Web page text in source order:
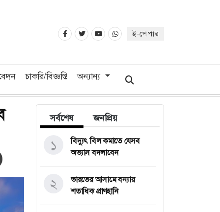
ই-পেপার
চাকরি/বিজ্ঞপ্তি অন্যান্য
সর্বশেষ জনপ্রিয়
বিদ্যুৎ বিল কমাতে যেসব
অভ্যাস বদলাবেন
১
ভারতের আসামে বন্যায়
শতাধিক প্রাণহানি
২